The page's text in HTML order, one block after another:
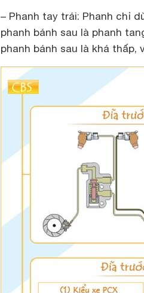
– Phanh tay trái: Phanh chỉ
phanh bánh sau là phanh
phanh bánh sau là khá